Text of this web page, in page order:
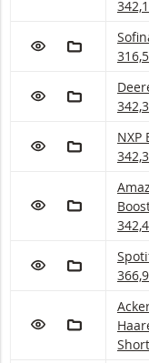
VOEG TOE AAN
AAN
VOEG TOE AAN
AAN
VOEG TOE AAN
AAN NXP
NXP
VOEG TOE AAN
AAN
VOEG TOE AAN
AAN
VOEG TOE AAN
AAN